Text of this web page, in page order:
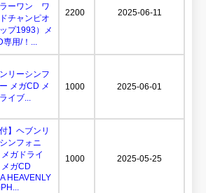
ラーワン ワ
チャンピオ
プ1993）メ
用/！...
2200 2025-06-11
リーシンフ
メガCD メ
イブ...
1000 2025-06-01
付】ヘブンリ
ンフォニ
ガドライ
ガCD
HEAVENLY
1000 2025-05-25